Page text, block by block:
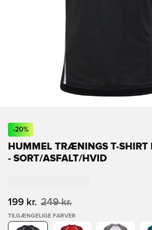
-20%
HUMMEL TRÆNINGS T-SHIRT
- SORT/ASFALT/HVID
199 kr. 249 kr.
TILGÆNGELIGE FARVER